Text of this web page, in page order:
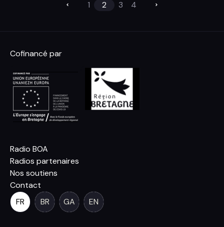
1 2 3 4
Cofinancé par
Radio BOA
Radios partenaires
Nos soutiens
Contact
FR
BR GA EN